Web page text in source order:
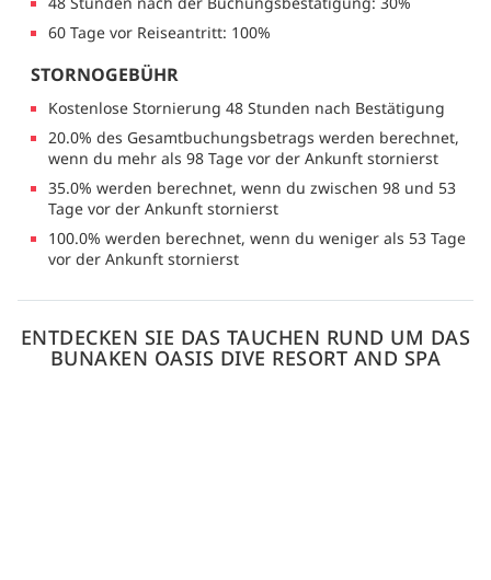
60 Tage vor Reiseantritt: 100%
STORNOGEBÜHR
Kostenlose Stornierung 48 Stunden nach Bestätigung
20.0% des Gesamtbuchungsbetrags werden berechnet,
wenn du mehr als 98 Tage vor der Ankunft stornierst
35.0% werden berechnet, wenn du zwischen 98 und 53
Tage vor der Ankunft stornierst
100.0% werden berechnet, wenn du weniger als 53 Tage
vor der Ankunft stornierst
ENTDECKEN SIE DAS TAUCHEN RUND UM DAS
BUNAKEN OASIS DIVE RESORT AND SPA